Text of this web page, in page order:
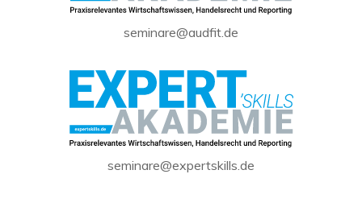
seminare@audfit.de
seminare@expertskills.de